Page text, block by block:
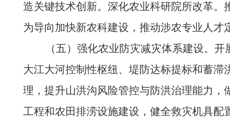
造关键技术创新。深化农业科研院所改革
为导向加快新农科建设，推动涉农专业人才
（五）强化农业防灾减灾体系建设。开
大江大河控制性枢纽、堤防达标提标和蓄
理，提升山洪沟风险管控与防洪治理能力
工程和农田排涝设施建设，健全救灾机具